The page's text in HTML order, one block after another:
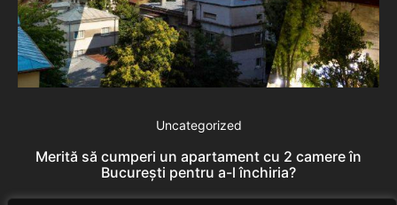
Uncategorized
Merită să cumperi un apartament cu 2 camere în
București pentru a-l închiria?